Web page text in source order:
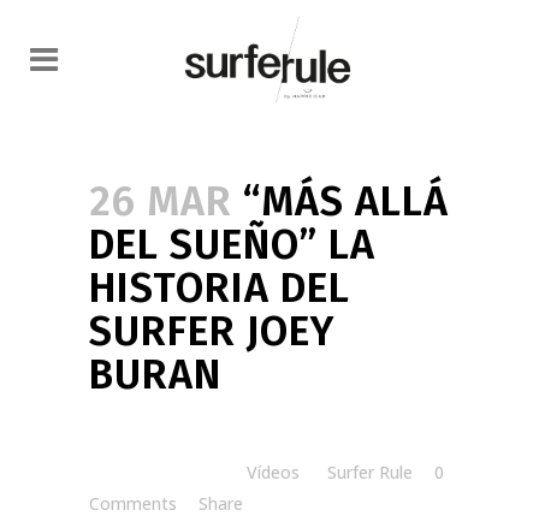
26 MAR “MÁS ALLÁ
DEL SUEÑO” LA
HISTORIA DEL
SURFER JOEY
BURAN
Vídeos Surfer Rule
0
Comments
Share